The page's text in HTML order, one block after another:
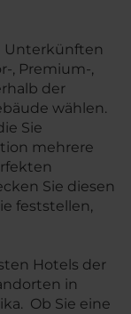
Unterkünften
, Premium-,
der
wählen.
Sie
mehrere
Sie diesen
feststellen,
Hotels der
in
Ob Sie eine